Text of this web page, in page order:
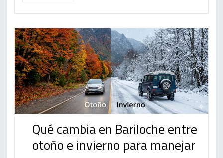
Qué cambia en Bariloche entre
otoño e invierno para manejar